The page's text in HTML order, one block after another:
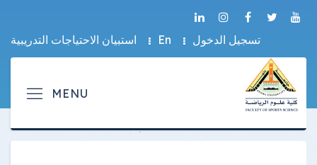
تسجيل الدخول En استبيان الاحتياجات التدريبية